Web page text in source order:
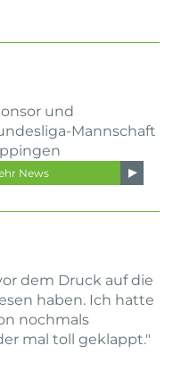
und
Mannschaft
News
dem Druck auf die
haben. Ich hatte
nochmals
mal toll geklappt."